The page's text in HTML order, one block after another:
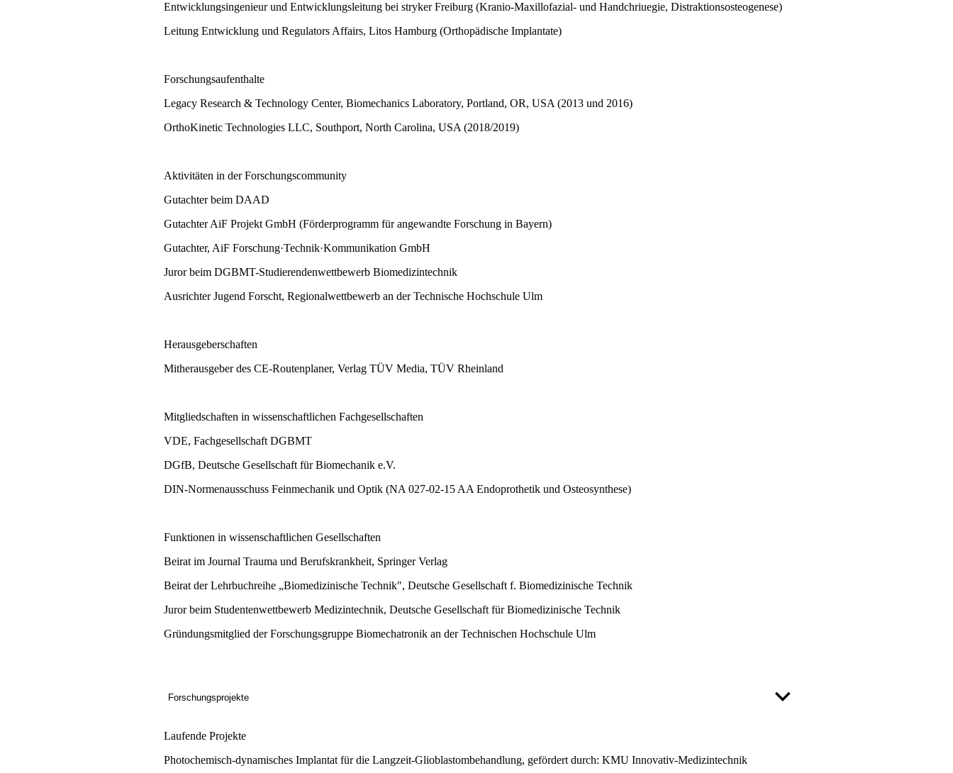
Entwicklungsingenieur und Entwicklungsleitung bei stryker Freiburg (Kranio-Maxillofazial- und Handchriuegie, Distraktionsosteogenese)
Leitung Entwicklung und Regulators Affairs, Litos Hamburg (Orthopädische Implantate)
Forschungsaufenthalte
Legacy Research & Technology Center, Biomechanics Laboratory, Portland, OR, USA (2013 und 2016)
OrthoKinetic Technologies LLC, Southport, North Carolina, USA (2018/2019)
Aktivitäten in der Forschungscommunity
Gutachter beim DAAD
Gutachter AiF Projekt GmbH (Förderprogramm für angewandte Forschung in Bayern)
Gutachter, AiF Forschung·Technik·Kommunikation GmbH
Juror beim DGBMT-Studierendenwettbewerb Biomedizintechnik
Ausrichter Jugend Forscht, Regionalwettbewerb an der Technische Hochschule Ulm
Herausgeberschaften
Mitherausgeber des CE-Routenplaner, Verlag TÜV Media, TÜV Rheinland
Mitgliedschaften in wissenschaftlichen Fachgesellschaften
VDE, Fachgesellschaft DGBMT
DGfB, Deutsche Gesellschaft für Biomechanik e.V.
DIN-Normenausschuss Feinmechanik und Optik (NA 027-02-15 AA Endoprothetik und Osteosynthese)
Funktionen in wissenschaftlichen Gesellschaften
Beirat im Journal Trauma und Berufskrankheit, Springer Verlag
Beirat der Lehrbuchreihe „Biomedizinische Technik", Deutsche Gesellschaft f. Biomedizinische Technik
Juror beim Studentenwettbewerb Medizintechnik, Deutsche Gesellschaft für Biomedizinische Technik
Gründungsmitglied der Forschungsgruppe Biomechatronik an der Technischen Hochschule Ulm
Forschungsprojekte
Laufende Projekte
Photochemisch-dynamisches Implantat für die Langzeit-Glioblastombehandlung, gefördert durch: KMU Innovativ-Medizintechnik